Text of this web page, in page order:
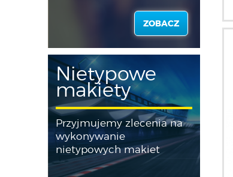
ZOBACZ
Nietypowe
makiety
Przyjmujemy zlecenia na
wykonywanie
nietypowych makiet